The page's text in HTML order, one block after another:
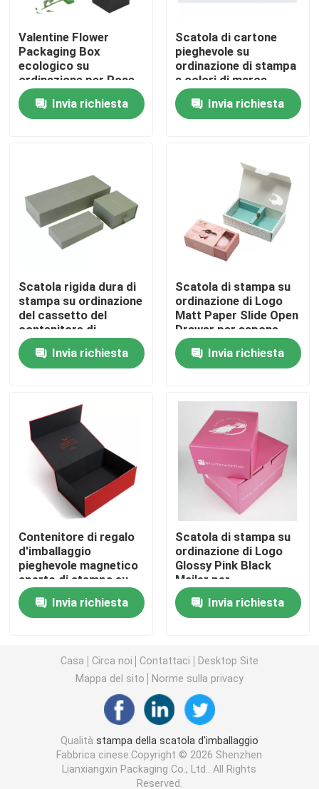
Casa.
Prodotti
Su di noi
Visita alla fabbrica
Controllo della qualità
Contattaci
Chiedi un preventivo
stampa della scatola d'imballaggio
Scatola di imballaggio Vape
Scatola d'imballaggio cosmetica
Imballaggi alimentari
Stampa di libri con copertina rigida
Contenitori d'imballaggio di scarpa
Contenitori di imballaggio dell'abbigliamento
Scatola d'imballaggio della parrucca
Valentine Flower
Packaging Box
ecologico su
ordinazione per Rose
Flower Gift di lusso
Invia richiesta
Scatola di cartone
pieghevole su
ordinazione di stampa
a colori di marca
privata per la candela
Invia richiesta
Scatola rigida dura di
stampa su ordinazione
del cassetto del
contenitore di
cartoncino con la
scatola di
scivolamento interna
Invia richiesta
Scatola di stampa su
ordinazione di Logo
Matt Paper Slide Open
Drawer per sapone
fatto a mano
Invia richiesta
Contenitore di regalo
d'imballaggio
pieghevole magnetico
aperto di stampa su
ordinazione della falda
per la scarpa
dell'abbigliamento
Invia richiesta
Scatola di stampa su
ordinazione di Logo
Glossy Pink Black
Mailer per
l'imballaggio dei
giocattoliInvia richiesta
Casa Circa noi Contattaci
Desktop Site
Mappa del sito
Norme sulla privacy
Qualità stampa della scatola d'imballaggio
Fabbrica cinese.Copyright © 2026 Shenzhen
Lianxiangxin Packaging Co., Ltd.. All Rights
Reserved.